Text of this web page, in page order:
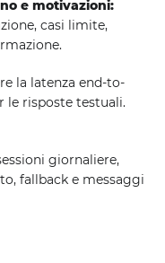
e motivazioni:
casi limite,
la latenza end-to-
le risposte testuali.
giornaliere,
fallback e messaggi